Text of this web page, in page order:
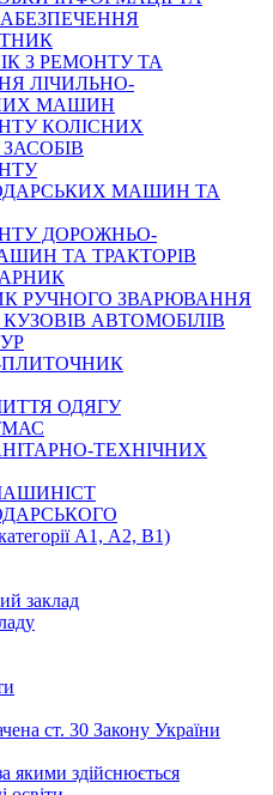
З РЕМОНТУ ТА
ЛІЧИЛЬНО-
МАШИН
КОЛІСНИХ
МАШИН ТА
ДОРОЖНЬО-
ТА ТРАКТОРІВ
РУЧНОГО ЗВАРЮВАННЯ
АВТОМОБІЛІВ
ОДЯГУ
ТЕХНІЧНИХ
А1, А2, В1)
заклад
ст. 30 Закону України
якими здійснюється